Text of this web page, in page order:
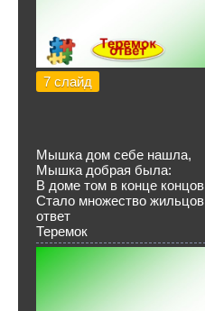
7 слайд
Мышка дом себе нашла,
Мышка добрая была:
В доме том в конце концов
Стало множество жильцов
ответ
Теремок